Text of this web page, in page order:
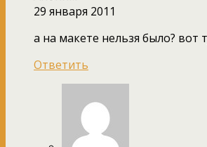
29 января 2011
а на макете нельзя было? вот
Ответить